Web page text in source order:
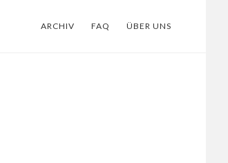
ARCHIV FAQ ÜBER UNS